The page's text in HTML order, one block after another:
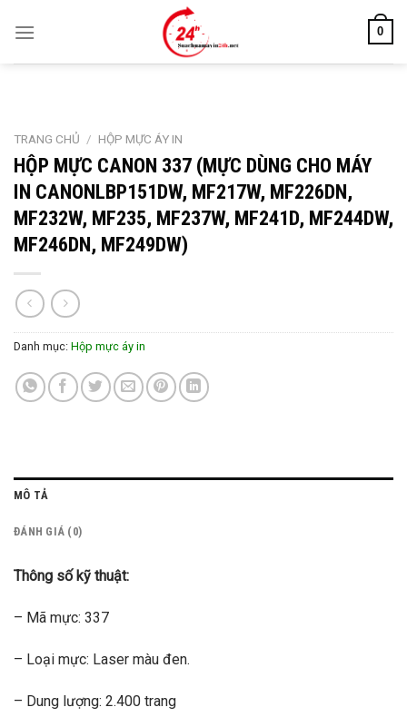
0
TRANG CHỦ / HỘP MỰC ÁY IN
HỘP MỰC CANON 337 (MỰC DÙNG CHO MÁY
IN CANONLBP151DW, MF217W, MF226DN,
MF232W, MF235, MF237W, MF241D, MF244DW,
MF246DN, MF249DW)
Danh mục: Hộp mực áy in
MÔ TẢ
ĐÁNH GIÁ (0)
Thông số kỹ thuật:
– Mã mực: 337
– Loại mực: Laser màu đen.
– Dung lượng: 2.400 trang